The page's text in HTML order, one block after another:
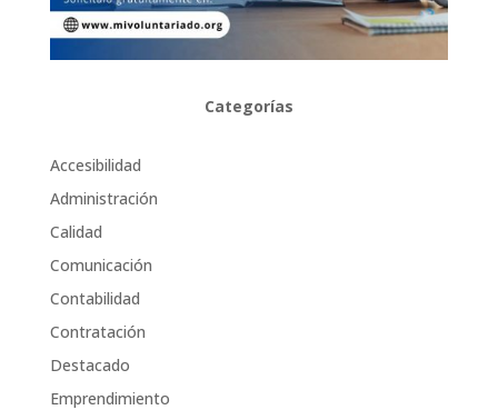
Categorías
Accesibilidad
Administración
Calidad
Comunicación
Contabilidad
Contratación
Destacado
Emprendimiento